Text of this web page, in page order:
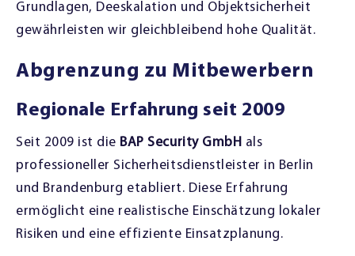
Grundlagen, Deeskalation und Objektsicherheit
gewährleisten wir gleichbleibend hohe Qualität.
Abgrenzung zu Mitbewerbern
Regionale Erfahrung seit 2009
Seit 2009 ist die BAP Security GmbH als
professioneller Sicherheitsdienstleister in Berlin
und Brandenburg etabliert. Diese Erfahrung
ermöglicht eine realistische Einschätzung lokaler
Risiken und eine effiziente Einsatzplanung.